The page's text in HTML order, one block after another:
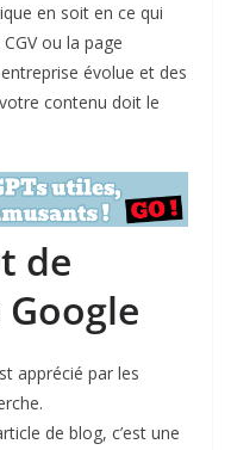
en soit en ce qui
ou la page
évolue et des
contenu doit le
de
apprécié par les
de blog, c’est une